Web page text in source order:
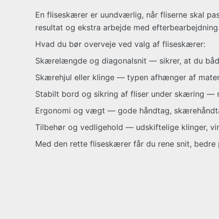
En fliseskærer er uundværlig, når fliserne skal
resultat og ekstra arbejde med
Hvad du bør overveje ved valg af fliseskærer:
Skærelængde og diagonalsnit — sikrer, at du
Skærehjul eller klinge — typen afhænger af
Stabilt bord og sikring af fliser under skæring —
Ergonomi og vægt — gode håndtag,
Tilbehør og vedligehold — udskiftelige klinger,
Med den rette fliseskærer får du rene snit,